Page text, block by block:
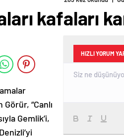
kafaları
“Canlı
Gemlik’i,
HIZLI YORUM